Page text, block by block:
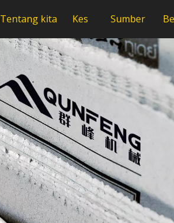
Tentang kita Kes Sumber